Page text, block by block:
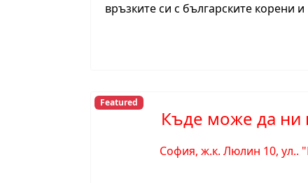
връзките си с българските корени и
Featured
Къде може да ни
София, ж.к. Люлин 10, ул..